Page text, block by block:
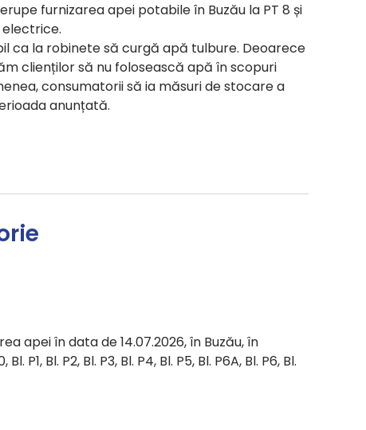
furnizarea apei potabile în Buzău la PT 8 și
electrice.
ca la robinete să curgă apă tulbure. Deoarece
clienților să nu folosească apă în scopuri
consumatorii să ia măsuri de stocare a
anunțată.
apei în data de 14.07.2026, în Buzău, în
P1, Bl. P2, Bl. P3, Bl. P4, Bl. P5, Bl. P6A, Bl. P6, Bl.